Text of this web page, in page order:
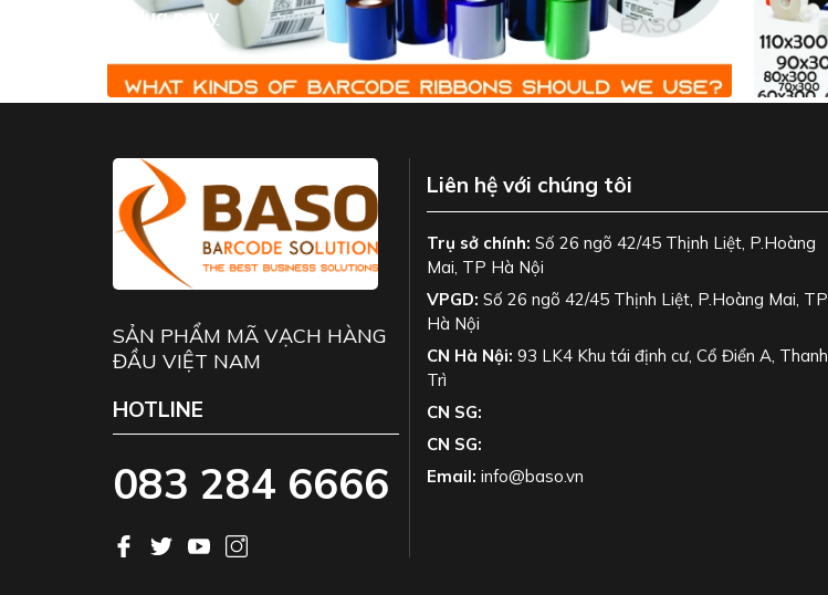
Mua ngay
SẢN PHẨM MÃ VẠCH HÀNG
ĐẦU VIỆT NAM
HOTLINE
083 284 6666
Liên hệ với chúng tôi
Trụ sở chính:Số 26 ngõ 42/45 Thịnh Liệt, P.Hoàng
Mai, TP Hà Nội
VPGD:Số 26 ngõ 42/45 Thịnh Liệt, P.Hoàng Mai, TP
Hà Nội
CN Hà Nội:93 LK4 Khu tái định cư, Cổ Điển A, Thanh
Trì
CN SG:
CN SG:
Email:info@baso.vn